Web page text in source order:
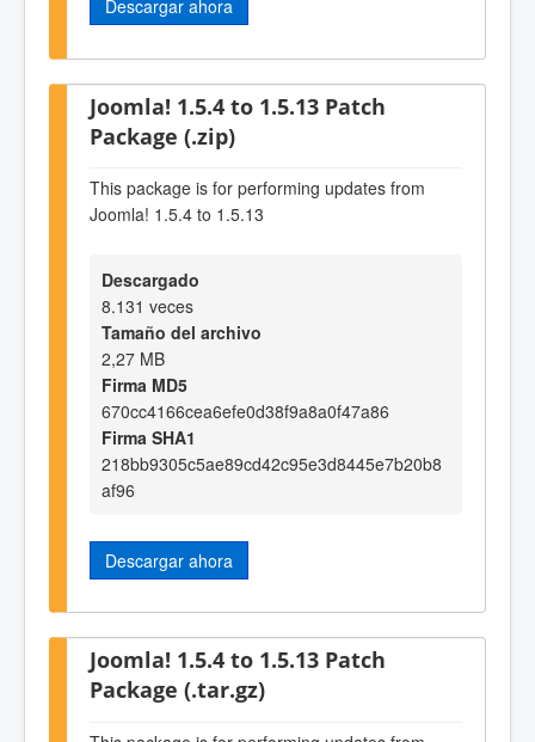
Descargar ahora
Joomla! 1.5.4 to 1.5.13 Patch
Package (.zip)
This package is for performing updates from
Joomla! 1.5.4 to 1.5.13
Descargado
8.131 veces
Tamaño del archivo
2,27 MB
Firma MD5
670cc4166cea6efe0d38f9a8a0f47a86
Firma SHA1
218bb9305c5ae89cd42c95e3d8445e7b20b8
af96
Descargar ahora
Joomla! 1.5.4 to 1.5.13 Patch
Package (.tar.gz)